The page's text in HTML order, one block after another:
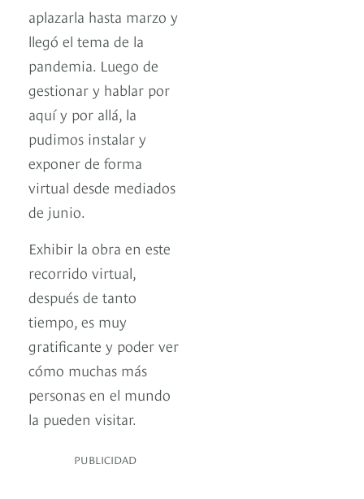
aplazarla hasta marzo y
llegó el tema de la
pandemia. Luego de
gestionar y hablar por
aquí y por allá, la
pudimos instalar y
exponer de forma
virtual desde mediados
de junio.
Exhibir la obra en este
recorrido virtual,
después de tanto
tiempo, es muy
gratificante y poder ver
cómo muchas más
personas en el mundo
la pueden visitar.
PUBLICIDAD